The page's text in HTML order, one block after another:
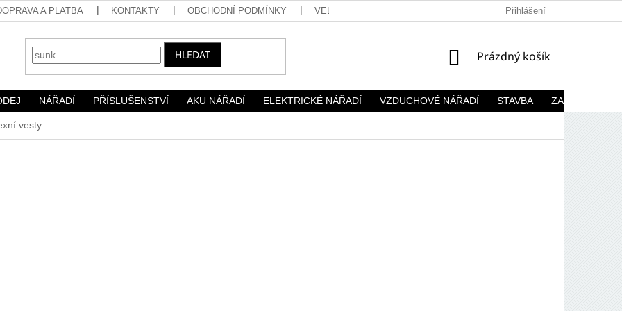
A PLATBA KONTAKTY OBCHODNÍ PODMÍNKY VELKOOBCHOD Přihlášení
HLEDAT
NÁKUPNÍ
Prázdný košík
NÁŘADÍ PŘÍSLUŠENSTVÍ AKU NÁŘADÍ ELEKTRICKÉ NÁŘADÍ VZDUCHOVÉ NÁŘADÍ STAVBA ZAHRADA
vesty